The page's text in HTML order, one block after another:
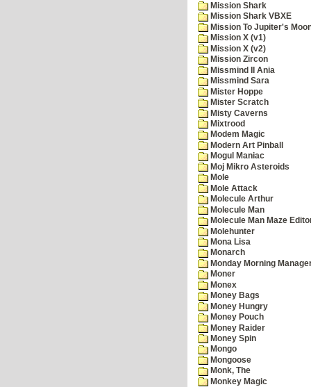
Mission Shark
Mission Shark VBXE
Mission To Jupiter's
Mission X (v1)
Mission X (v2)
Mission Zircon
Missmind II Ania
Missmind Sara
Mister Hoppe
Mister Scratch
Misty Caverns
Mixtrood
Modem Magic
Modern Art Pinball
Mogul Maniac
Moj Mikro Asteroids
Mole
Mole Attack
Molecule Arthur
Molecule Man
Molecule Man Maze
Molehunter
Mona Lisa
Monarch
Monday Morning
Moner
Monex
Money Bags
Money Hungry
Money Pouch
Money Raider
Money Spin
Mongo
Mongoose
Monk, The
Monkey Magic